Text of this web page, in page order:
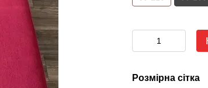
Розмірна сітка